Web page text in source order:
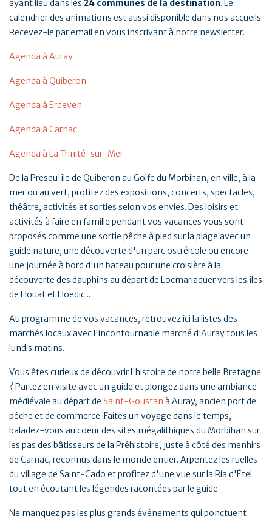
ayant lieu dans les 24 communes de la destination. Le
calendrier des animations est aussi disponible dans nos accueils.
Recevez-le par email en vous inscrivant à notre newsletter.
Agenda à Auray
Agenda à Quiberon
Agenda à Erdeven
Agenda à Carnac
Agenda à La Trinité-sur-Mer
De la Presqu'île de Quiberon au Golfe du Morbihan, en ville, à la
mer ou au vert, profitez des expositions, concerts, spectacles,
théâtre, activités et sorties selon vos envies. Des loisirs et
activités à faire en famille pendant vos vacances vous sont
proposés comme une sortie pêche à pied sur la plage avec un
guide nature, une découverte d'un parc ostréicole ou encore
une journée à bord d'un bateau pour une croisière à la
découverte des dauphins au départ de Locmariaquer vers les îles
de Houat et Hoedic...
Au programme de vos vacances, retrouvez ici la listes des
marchés locaux avec l'incontournable marché d'Auray tous les
lundis matins.
Vous êtes curieux de découvrir l'histoire de notre belle Bretagne
? Partez en visite avec un guide et plongez dans une ambiance
médiévale au départ de Saint-Goustan à Auray, ancien port de
pêche et de commerce. Faites un voyage dans le temps,
baladez-vous au coeur des sites mégalithiques du Morbihan sur
les pas des bâtisseurs de la Préhistoire, juste à côté des menhirs
de Carnac, reconnus dans le monde entier. Arpentez les ruelles
du village de Saint-Cado et profitez d'une vue sur la Ria d'Étel
tout en écoutant les légendes racontées par le guide.
Ne manquez pas les plus grands événements qui ponctuent